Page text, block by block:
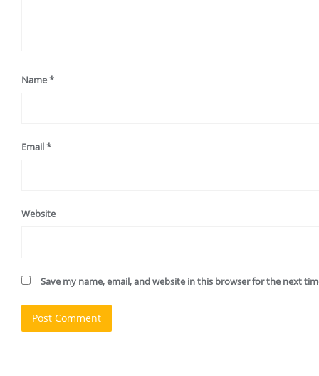
Name*
Email*
Website
Save my name, email, and website in this browser for the next